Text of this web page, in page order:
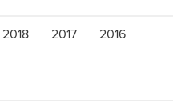
2018 2017 2016